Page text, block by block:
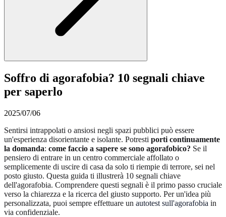
Soffro di agorafobia? 10 segnali chiave
per saperlo
2025/07/06
Sentirsi intrappolati o ansiosi negli spazi pubblici può essere
un'esperienza disorientante e isolante. Potresti porti continuamente
la domanda: come faccio a sapere se sono agorafobico? Se il
pensiero di entrare in un centro commerciale affollato o
semplicemente di uscire di casa da solo ti riempie di terrore, sei nel
posto giusto. Questa guida ti illustrerà 10 segnali chiave
dell'agorafobia. Comprendere questi segnali è il primo passo cruciale
verso la chiarezza e la ricerca del giusto supporto. Per un'idea più
personalizzata, puoi sempre effettuare un autotest sull'agorafobia in
via confidenziale.